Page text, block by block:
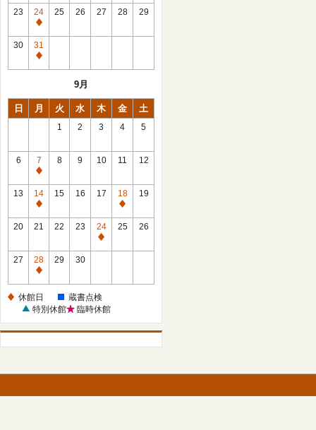
館
日
23
24
休
館
日
25 26 27 28 29
30
31
休
9月
日 月 火 水 木 金 土
1 2 3 4 5
6
7
休
館
日
8 9 10 11 12
13
14
休
館
15 16 17
18
休
館
19
20 21 22 23
24
休
25 26
27
28
休
日
29 30
休館日
蔵書点検
特別休館
臨時休館